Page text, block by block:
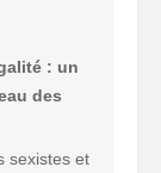
: un
des
sexistes et